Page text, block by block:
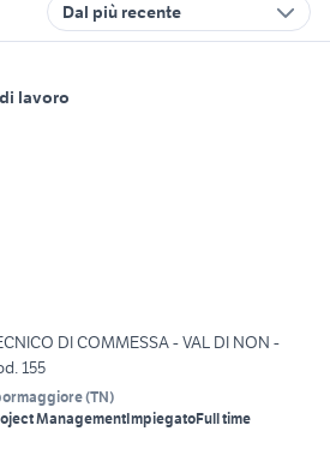
Dal più recente
lavoro
DI COMMESSA - VAL DI NON -
155
(TN)
ManagementImpiegatoFull time